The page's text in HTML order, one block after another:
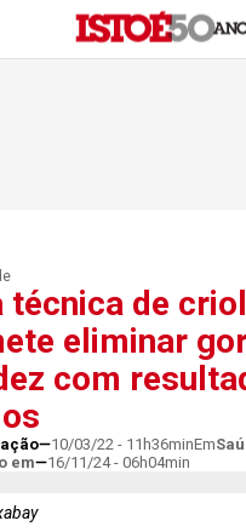
técnica de
eliminar
com
10/03/22 - 11h36minEm
em
16/11/24 - 06h04min